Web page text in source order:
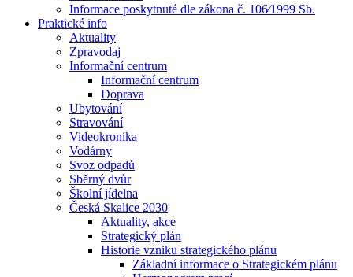
Informace poskytnuté dle zákona č. 106⁄1999 Sb.
Praktické info
Aktuality
Zpravodaj
Informační centrum
Informační centrum
Doprava
Ubytování
Stravování
Videokronika
Vodárny
Svoz odpadů
Sběrný dvůr
Školní jídelna
Česká Skalice 2030
Aktuality, akce
Strategický plán
Historie vzniku strategického plánu
Základní informace o Strategickém plánu